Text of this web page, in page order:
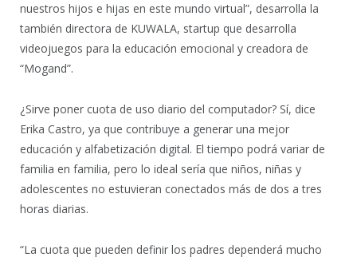
nuestros hijos e hijas en este mundo virtual”, desarrolla la
también directora de KUWALA, startup que desarrolla
videojuegos para la educación emocional y creadora de
“Mogand”.
¿Sirve poner cuota de uso diario del computador? Sí, dice
Erika Castro, ya que contribuye a generar una mejor
educación y alfabetización digital. El tiempo podrá variar de
familia en familia, pero lo ideal sería que niños, niñas y
adolescentes no estuvieran conectados más de dos a tres
horas diarias.
“La cuota que pueden definir los padres dependerá mucho